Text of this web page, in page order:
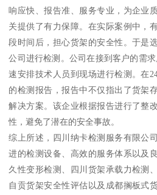
响应快、报告准、服务专业，为企业
关提供了有力保障。在实际案例中，
段时间后，担心货架的安全性。于是
公司进行检测。公司在接到客户的需
速安排技术人员到现场进行检测。在
的检测报告，报告中不仅指出了货架
解决方案。该企业根据报告进行了整
性，避免了潜在的安全事故。
综上所述，四川纳卡检测服务有限公
进的检测设备、高效的服务体系以及
久性变形检测、四川货架承载力检测
自贡货架安全性评估以及成都搁板式